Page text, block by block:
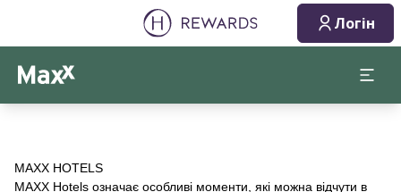
Логін
MAXX HOTELS
MAXX Hotels означає особливі моменти, які можна відчути в